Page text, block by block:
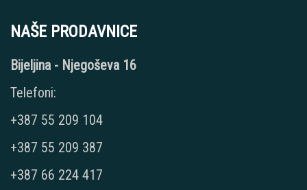
NAŠE PRODAVNICE
Bijeljina - Njegoševa 16
Telefoni:
+387 55 209 104
+387 55 209 387
+387 66 224 417